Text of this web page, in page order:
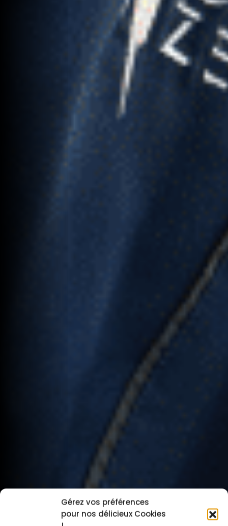
Gérez vos préférences
pour nos délicieux Cookies